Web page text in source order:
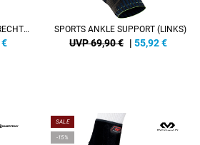
SPORTS ANKLE SUPPORT (RECHTS)
€
SPORTS ANKLE SUPPORT (LINKS)
UVP 69,90 € | 55,92€
SALE
-15%